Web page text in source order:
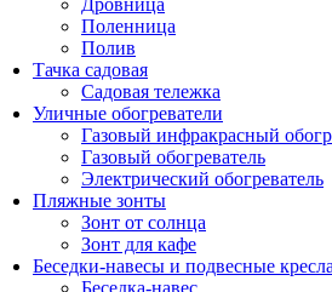
Дровница
Поленница
Полив
Тачка садовая
Садовая тележка
Уличные обогреватели
Газовый инфракрасный
Газовый обогреватель
Электрический обогреватель
Пляжные зонты
Зонт от солнца
Зонт для кафе
Беседки-навесы и подвесные кресла
Беседка-навес